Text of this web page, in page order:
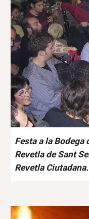
Festa a la Bodega
Revetla de Sant
Revetla Ciutadana.